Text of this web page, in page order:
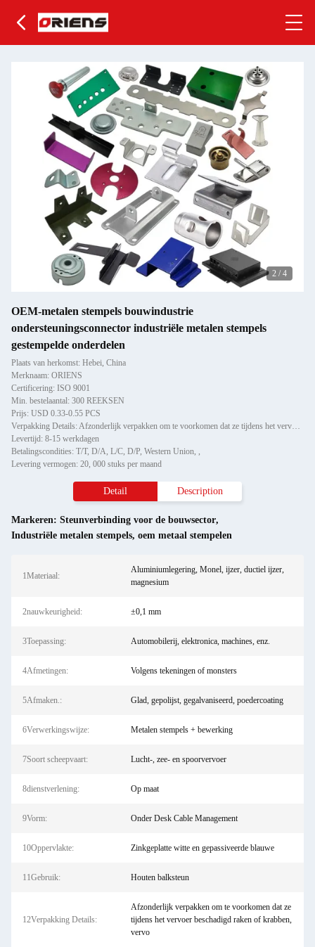
2 / 4
OEM-metalen stempels bouwindustrie
ondersteuningsconnector industriële metalen stempels
gestempelde onderdelen
Plaats van herkomst: Hebei, China
Merknaam: ORIENS
Certificering: ISO 9001
Min. bestelaantal: 300 REEKSEN
Prijs: USD 0.33-0.55 PCS
Verpakking Details: Afzonderlijk verpakken om te voorkomen dat ze tijdens het vervoer beschadigd raken of krabben, vervo
Levertijd: 8-15 werkdagen
Betalingscondities: T/T, D/A, L/C, D/P, Western Union, ,
Levering vermogen: 20, 000 stuks per maand
Detail Description
Markeren: Steunverbinding voor de bouwsector,
Industriële metalen stempels, oem metaal stempelen
1Materiaal:
Aluminiumlegering, Monel, ijzer, ductiel ijzer,
magnesium
2nauwkeurigheid: ±0,1 mm
3Toepassing: Automobilerij, elektronica, machines, enz.
4Afmetingen: Volgens tekeningen of monsters
5Afmaken.: Glad, gepolijst, gegalvaniseerd, poedercoating
6Verwerkingswijze: Metalen stempels + bewerking
7Soort scheepvaart: Lucht-, zee- en spoorvervoer
8dienstverlening: Op maat
9Vorm: Onder Desk Cable Management
10Oppervlakte: Zinkgeplatte witte en gepassiveerde blauwe
11Gebruik: Houten balksteun
12Verpakking Details:
Afzonderlijk verpakken om te voorkomen dat ze
tijdens het vervoer beschadigd raken of krabben,
vervo